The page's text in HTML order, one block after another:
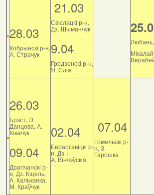
28.03
Кобрынскі р-н,
А. Страчук
21.03
Свіслацкі р-н,
Дз. Шыманчук
9.04
Гродзенскі р-н,
Я. Сліж
Любань,
Мікалай
26.03
Брэст, Э.
Данцова, А.
Ківачук
09.04
Драгічанскі р-
н, Дз. Кіцель,
А. Кальчанка,
М. Краўчук
02.04
Бераставіцкі р-
н, Дз. і
А. Вінчэўскія
07.04
Гомельскі р-
н, З.
Гарошка